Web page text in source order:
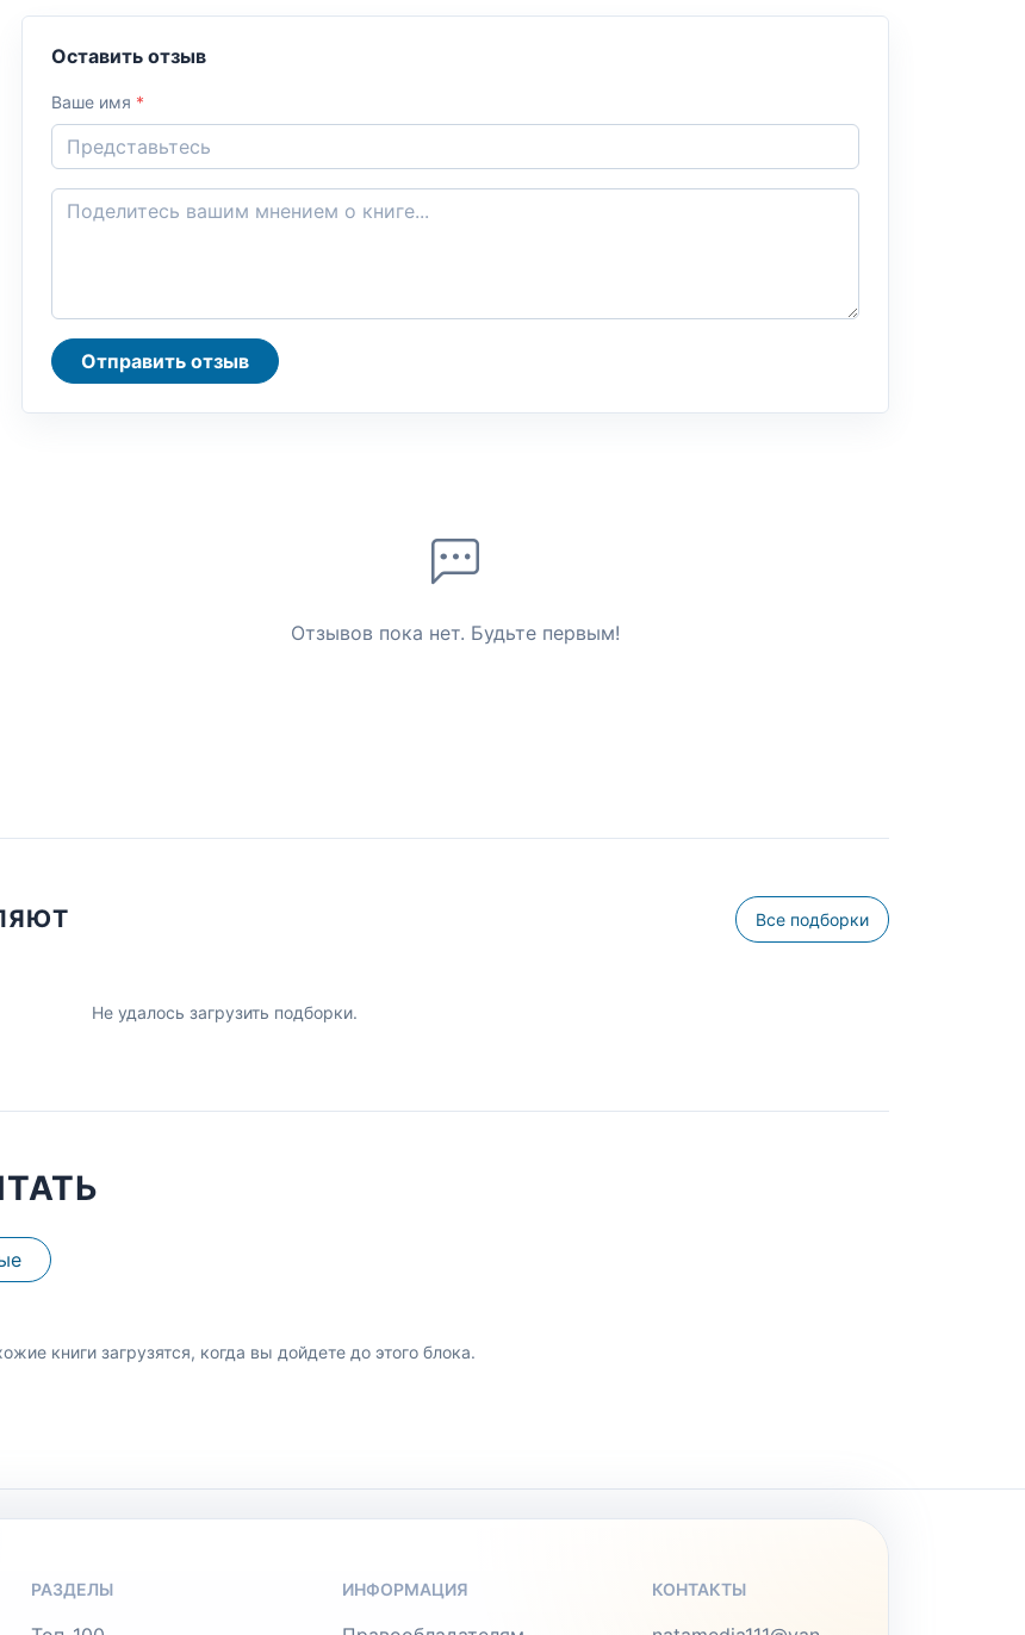
Оставить отзыв
Ваше имя *
Отправить отзыв
Отзывов пока нет. Будьте первым!
Все подборки
Не удалось загрузить подборки.
книги загрузятся, когда вы дойдете до этого блока.
РАЗДЕЛЫ ИНФОРМАЦИЯ КОНТАКТЫ